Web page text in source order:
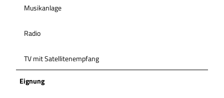
Musikanlage
Radio
TV mit Satellitenempfang
Eignung